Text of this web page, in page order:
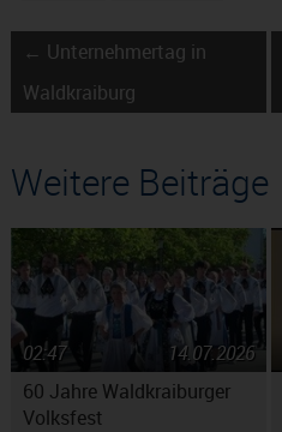
← Unternehmertag in
Waldkraiburg
Weitere Beiträge
60 Jahre Waldkraiburger
Volksfest
14.07.2026
02:47